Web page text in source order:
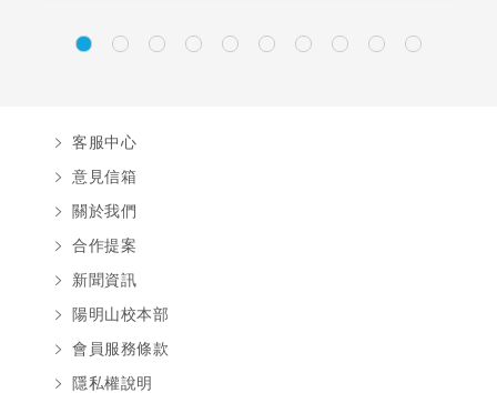
客服中心
意見信箱
關於我們
合作提案
新聞資訊
陽明山校本部
會員服務條款
隱私權說明